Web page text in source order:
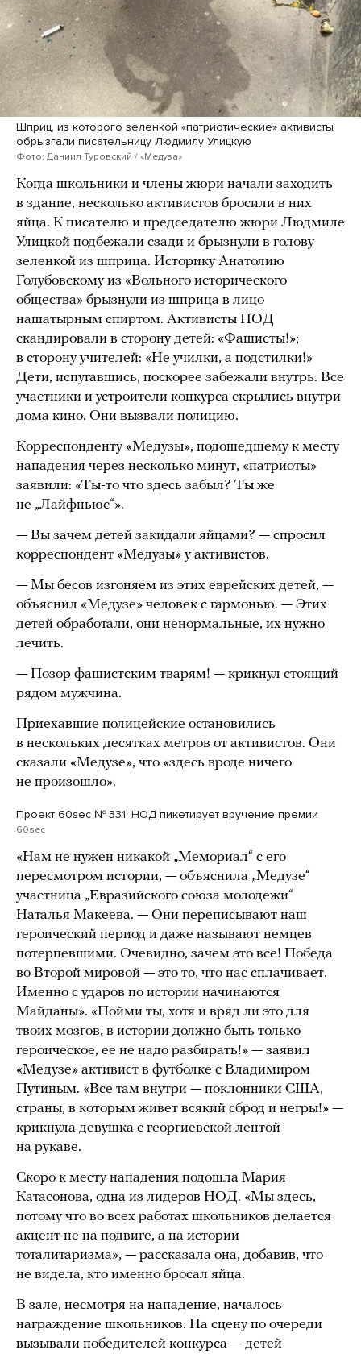
Шприц, из которого зеленкой «патриотические» активисты
обрызгали писательницу Людмилу Улицкую
Фото: Даниил Туровский / «Медуза»
Когда школьники и члены жюри начали заходить
в здание, несколько активистов бросили в них
яйца. К писателю и председателю жюри Людмиле
Улицкой подбежали сзади и брызнули в голову
зеленкой из шприца. Историку Анатолию
Голубовскому из «Вольного исторического
общества» брызнули из шприца в лицо
нашатырным спиртом. Активисты НОД
скандировали в сторону детей: «Фашисты!»;
в сторону учителей: «Не училки, а подстилки!»
Дети, испугавшись, поскорее забежали внутрь. Все
участники и устроители конкурса скрылись внутри
дома кино. Они вызвали полицию.
Корреспонденту «Медузы», подошедшему к месту
нападения через несколько минут, «патриоты»
заявили: «Ты-то что здесь забыл? Ты же
не „Лайфньюс“».
— Вы зачем детей закидали яйцами? — спросил
корреспондент «Медузы» у активистов.
— Мы бесов изгоняем из этих еврейских детей, —
объяснил «Медузе» человек с гармонью. — Этих
детей обработали, они ненормальные, их нужно
лечить.
— Позор фашистским тварям! — крикнул стоящий
рядом мужчина.
Приехавшие полицейские остановились
в нескольких десятках метров от активистов. Они
сказали «Медузе», что «здесь вроде ничего
не произошло».
Проект 60sec № 331. НОД пикетирует вручение премии
60sec
«Нам не нужен никакой „Мемориал“ с его
пересмотром истории, — объяснила „Медузе“
участница „Евразийского союза молодежи“
Наталья Макеева. — Они переписывают наш
героический период и даже называют немцев
потерпевшими. Очевидно, зачем это все! Победа
во Второй мировой — это то, что нас сплачивает.
Именно с ударов по истории начинаются
Майданы». «Пойми ты, хотя и вряд ли это для
твоих мозгов, в истории должно быть только
героическое, ее не надо разбирать!» — заявил
«Медузе» активист в футболке с Владимиром
Путиным. «Все там внутри — поклонники США,
страны, в которым живет всякий сброд и негры!» —
крикнула девушка с георгиевской лентой
на рукаве.
Скоро к месту нападения подошла Мария
Катасонова, одна из лидеров НОД. «Мы здесь,
потому что во всех работах школьников делается
акцент не на подвиге, а на истории
тоталитаризма», — рассказала она, добавив, что
не видела, кто именно бросал яйца.
В зале, несмотря на нападение, началось
награждение школьников. На сцену по очереди
вызывали победителей конкурса — детей